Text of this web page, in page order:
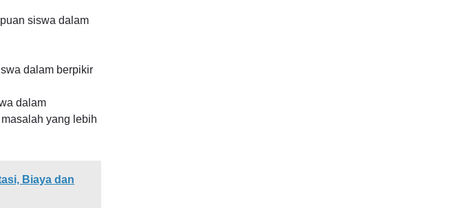
siswa dalam
dalam berpikir
dalam
yang lebih
Biaya dan